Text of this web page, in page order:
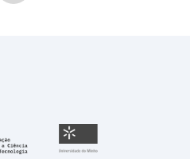
Fundação para a